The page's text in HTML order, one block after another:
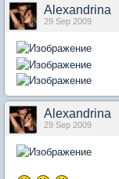
Alexandrina
29 Sep 2009
Alexandrina
29 Sep 2009